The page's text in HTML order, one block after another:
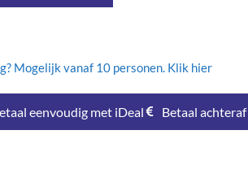
Mogelijk vanaf 10 personen. Klik hier
eenvoudig met iDeal Betaal